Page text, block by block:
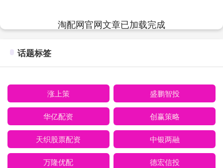
淘配网官网文章已加载完成
话题标签
涨上策 盛鹏智投
华亿配资 创赢策略
天织股票配资 中银两融
万隆优配 德宏信投